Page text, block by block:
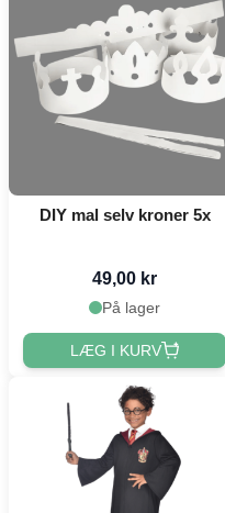
DIY mal selv kroner 5x
49,00 kr
På lager
LÆG I KURV